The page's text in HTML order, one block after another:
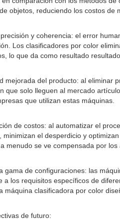
objetos, reduciendo los costos de
y coherencia: el error
Los clasificadores por color
lo que da como resultado
mejorada del producto: al eliminar
que solo lleguen al mercado
que utilizan estas máquinas.
de costos: al automatizar el
minimizan el desperdicio y
menudo se ve compensada por
gama de configuraciones: las
a los requisitos específicos de
máquina clasificadora por color
de futuro: